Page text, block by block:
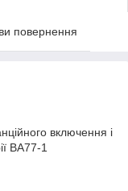
повернення
включення і
ВА77-1